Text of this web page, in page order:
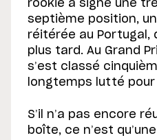
rookie a signé une
septième position,
réitérée au Portugal,
plus tard. Au Grand
s’est classé
longtemps lutté pour
S’il n’a pas encore
boîte, ce n’est